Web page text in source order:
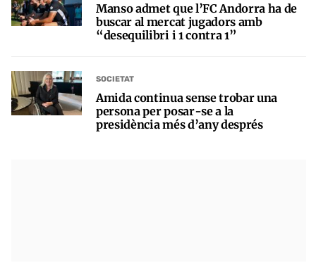
Manso admet que l’FC Andorra ha de
buscar al mercat jugadors amb
“desequilibri i 1 contra 1”
SOCIETAT
Amida continua sense trobar una
persona per posar-se a la
presidència més d’any després